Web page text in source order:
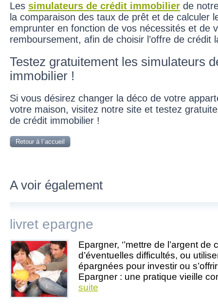
Les simulateurs de crédit immobilier de
la comparaison des taux de prêt et de calculer
emprunter en fonction de vos nécessités et de
remboursement, afin de choisir l’offre de crédit
Testez gratuitement les simulateurs
immobilier !
Si vous désirez changer la déco de votre
votre maison, visitez notre site et testez
de crédit immobilier !
Retour á l´accueil
A voir également
livret epargne
Epargner, ‘’mettre de l’argent de
d’éventuelles difficultés, ou
épargnées pour investir ou
Epargner : une pratique vieille
suite